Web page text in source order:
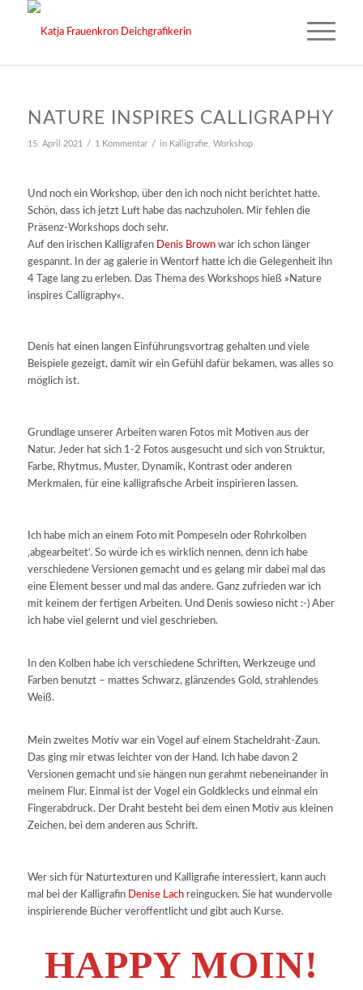
NATURE INSPIRES CALLIGRAPHY
15. April 2021 / 1 Kommentar / in Kalligrafie, Workshop
Und noch ein Workshop, über den ich noch nicht berichtet hatte.
Schön, dass ich jetzt Luft habe das nachzuholen. Mir fehlen die
Präsenz-Workshops doch sehr.
Auf den irischen Kalligrafen Denis Brownwar ich schon länger
gespannt. In der ag galerie in Wentorf hatte ich die Gelegenheit ihn
4 Tage lang zu erleben. Das Thema des Workshops hieß »Nature
inspires Calligraphy«.
Denis hat einen langen Einführungsvortrag gehalten und viele
Beispiele gezeigt, damit wir ein Gefühl dafür bekamen, was alles so
möglich ist.
Grundlage unserer Arbeiten waren Fotos mit Motiven aus der
Natur. Jeder hat sich 1-2 Fotos ausgesucht und sich von Struktur,
Farbe, Rhytmus, Muster, Dynamik, Kontrast oder anderen
Merkmalen, für eine kalligrafische Arbeit inspirieren lassen.
Ich habe mich an einem Foto mit Pompeseln oder Rohrkolben
‚abgearbeitet‘. So würde ich es wirklich nennen, denn ich habe
verschiedene Versionen gemacht und es gelang mir dabei mal das
eine Element besser und mal das andere. Ganz zufrieden war ich
mit keinem der fertigen Arbeiten. Und Denis sowieso nicht :-) Aber
ich habe viel gelernt und viel geschrieben.
In den Kolben habe ich verschiedene Schriften, Werkzeuge und
Farben benutzt – mattes Schwarz, glänzendes Gold, strahlendes
Weiß.
Mein zweites Motiv war ein Vogel auf einem Stacheldraht-Zaun.
Das ging mir etwas leichter von der Hand. Ich habe davon 2
Versionen gemacht und sie hängen nun gerahmt nebeneinander in
meinem Flur. Einmal ist der Vogel ein Goldklecks und einmal ein
Fingerabdruck. Der Draht besteht bei dem einen Motiv aus kleinen
Zeichen, bei dem anderen aus Schrift.
Wer sich für Naturtexturen und Kalligrafie interessiert, kann auch
mal bei der Kalligrafin Denise Lachreingucken. Sie hat wundervolle
inspirierende Bücher veröffentlicht und gibt auch Kurse.
HAPPY MOIN!